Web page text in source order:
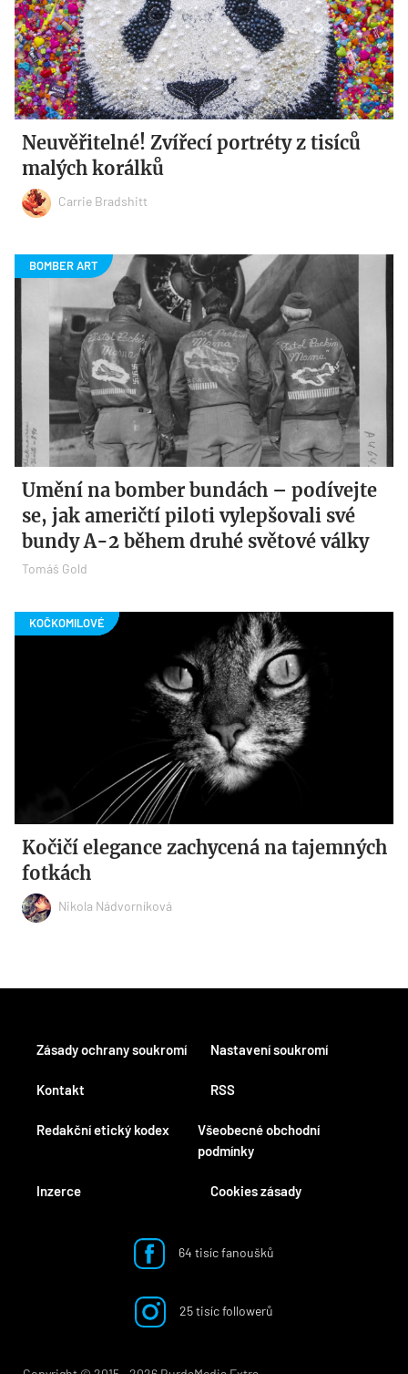
Neuvěřitelné! Zvířecí portréty z tisíců
malých korálků
Carrie Bradshitt
Umění na bomber bundách – podívejte
se, jak američtí piloti vylepšovali své
bundy A-2 během druhé světové války
Tomáš Gold
Kočičí elegance zachycená na tajemných
fotkách
Nikola Nádvorníková
Kontakt
Redakční etický kodex
Inzerce
RSS
Všeobecné obchodní
podmínky
Cookies zásady
Zásady ochrany soukromí Nastavení soukromí
64 tisíc fanoušků
25 tisíc followerů